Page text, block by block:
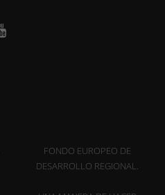
FONDO EUROPEO DE
DESARROLLO REGIONAL.